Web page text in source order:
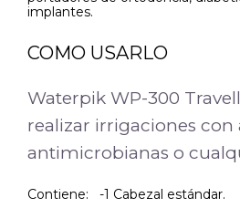
implantes.
COMO USARLO
Waterpik WP-300
realizar irrigaciones con
antimicrobianas o
Contiene: -1 Cabezal estándar.